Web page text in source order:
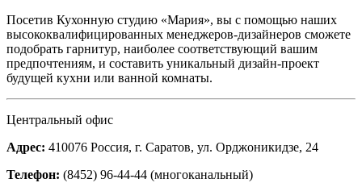
Посетив Кухонную студию «Мария», вы с помощью наших
высококвалифицированных менеджеров-дизайнеров сможете
подобрать гарнитур, наиболее соответствующий вашим
предпочтениям, и составить уникальный дизайн-проект
будущей кухни или ванной комнаты.
Центральный офис
Адрес: 410076 Россия, г. Саратов, ул. Орджоникидзе, 24
Телефон: (8452) 96-44-44 (многоканальный)